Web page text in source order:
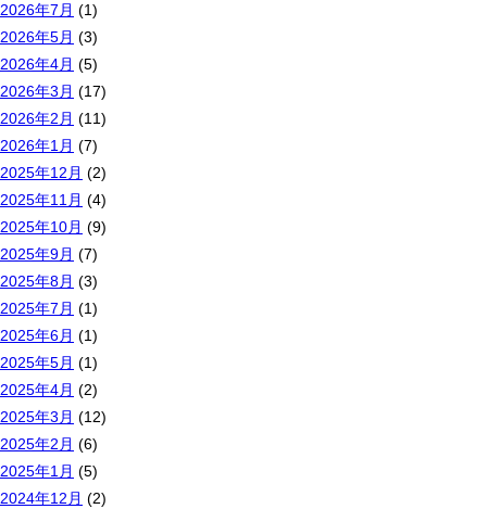
2026年7月 (1)
2026年5月 (3)
2026年4月 (5)
2026年3月 (17)
2026年2月 (11)
2026年1月 (7)
2025年12月 (2)
2025年11月 (4)
2025年10月 (9)
2025年9月 (7)
2025年8月 (3)
2025年7月 (1)
2025年6月 (1)
2025年5月 (1)
2025年4月 (2)
2025年3月 (12)
2025年2月 (6)
2025年1月 (5)
2024年12月 (2)